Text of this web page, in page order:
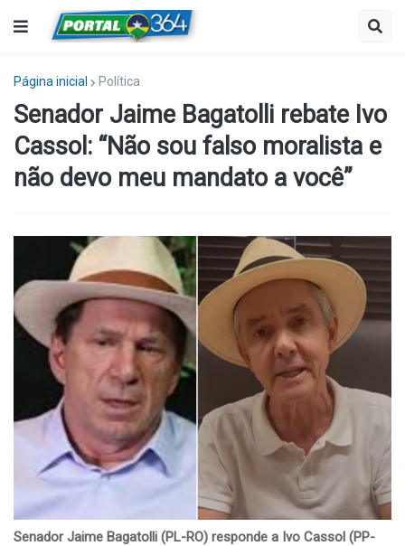
Página inicial Política
Senador Jaime Bagatolli rebate Ivo
Cassol: “Não sou falso moralista e
não devo meu mandato a você”
Senador Jaime Bagatolli (PL-RO) responde a Ivo Cassol (PP-